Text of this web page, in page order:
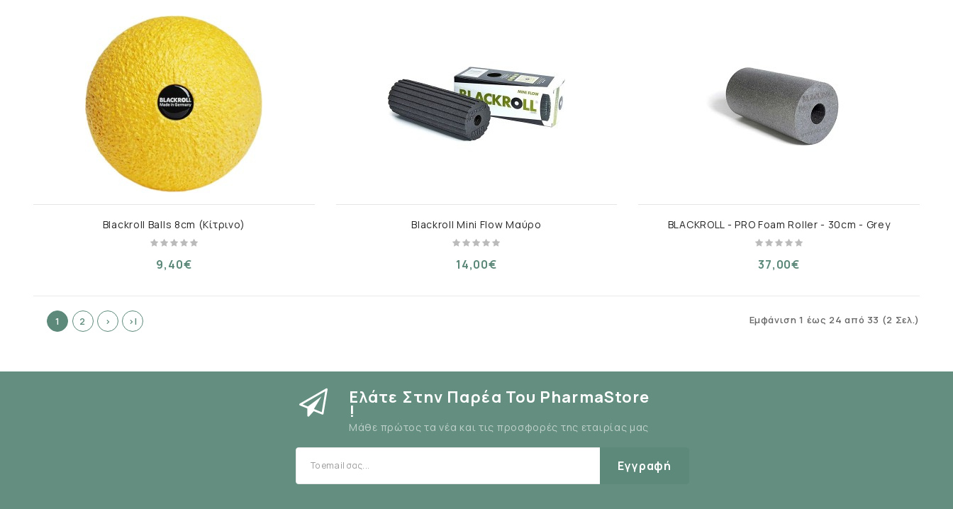
Blackroll Balls 8cm (Κίτρινο)
9,40€
Blackroll Mini Flow Μαύρο
14,00€
BLACKROLL - PRO Foam Roller - 30cm - Grey
37,00€
1 2 > >| Εμφάνιση 1 έως 24 από 33 (2 Σελ.)
Ελάτε Στην Παρέα Του PharmaStore
!
Μάθε πρώτος τα νέα και τις προσφορές της εταιρίας μας
Εγγραφή